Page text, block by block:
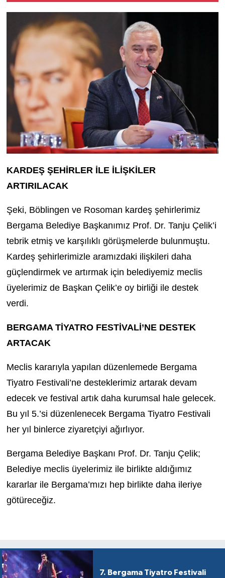
KARDEŞ ŞEHİRLER İLE İLİŞKİLER
ARTIRILACAK
Şeki, Böblingen ve Rosoman kardeş şehirlerimiz
Bergama Belediye Başkanımız Prof. Dr. Tanju Çelik’i
tebrik etmiş ve karşılıklı görüşmelerde bulunmuştu.
Kardeş şehirlerimizle aramızdaki ilişkileri daha
güçlendirmek ve artırmak için belediyemiz meclis
üyelerimiz de Başkan Çelik’e oy birliği ile destek
verdi.
BERGAMA TİYATRO FESTİVALİ’NE DESTEK
ARTACAK
Meclis kararıyla yapılan düzenlemede Bergama
Tiyatro Festivali’ne desteklerimiz artarak devam
edecek ve festival artık daha kurumsal hale gelecek.
Bu yıl 5.’si düzenlenecek Bergama Tiyatro Festivali
her yıl binlerce ziyaretçiyi ağırlıyor.
Bergama Belediye Başkanı Prof. Dr. Tanju Çelik;
Belediye meclis üyelerimiz ile birlikte aldığımız
kararlar ile Bergama’mızı hep birlikte daha ileriye
götüreceğiz.
7. Bergama Tiyatro Festivali